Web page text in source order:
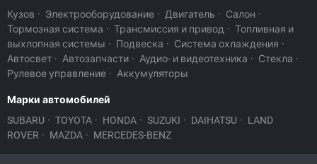
Кузов · Электрооборудование · Двигатель · Салон ·
Тормозная система · Трансмиссия и привод · Топливная и
выхлопная системы · Подвеска · Система охлаждения ·
Автосвет · Автозапчасти · Аудио- и видеотехника · Стекла ·
Рулевое управление · Аккумуляторы
Марки автомобилей
SUBARU · TOYOTA · HONDA · SUZUKI · DAIHATSU · LAND
ROVER · MAZDA · MERCEDES-BENZ